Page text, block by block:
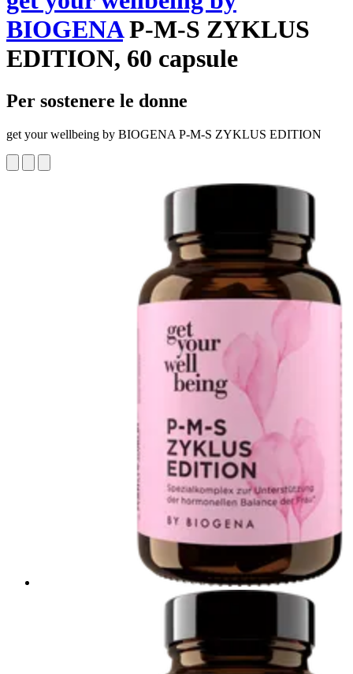
BIOGENAP-M-S ZYKLUS
EDITION, 60 capsule
Per sostenere le donne
get your wellbeing by BIOGENA P-M-S ZYKLUS EDITION